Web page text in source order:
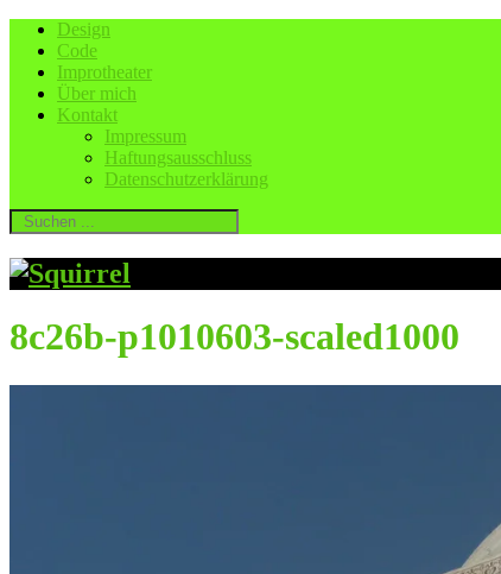
Design
Code
Improtheater
Über mich
Kontakt
Impressum
Haftungsausschluss
Datenschutzerklärung
8c26b-p1010603-scaled1000